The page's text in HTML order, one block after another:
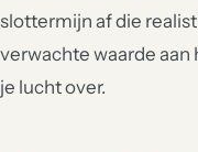
slottermijn af die
verwachte waarde aan
je lucht over.